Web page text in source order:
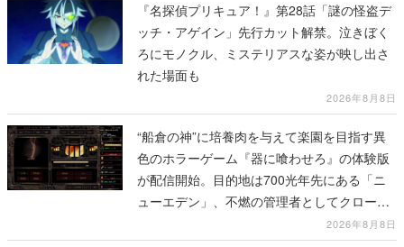
『名探偵プリキュア！』第28話「謎の怪盗デ
ッチ・アゲイン」先行カット解禁。泣きぼく
ろにモノクル、ミステリアスな姿が映し出さ
れた場面も
2026年8月8日
“船倉の神”に培養肉を与えて楽園を目指す異
色のホラーゲーム『器に喰わせろ』の体験版
が配信開始。目的地は700光年先にある「ニ
ューエデン」、不燃の管理者としてクローン
人間を増やし、加工して神に捧げる2026年8月8日